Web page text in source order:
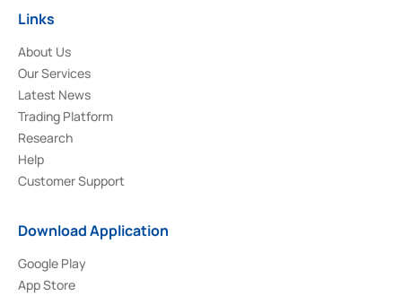
Links
About Us
Our Services
Latest News
Trading Platform
Research
Help
Customer Support
Download Application
Google Play
App Store